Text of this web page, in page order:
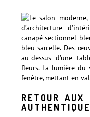
RETOUR AUX